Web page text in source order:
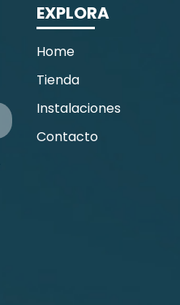
EXPLORA
Home
Tienda
Instalaciones
Contacto